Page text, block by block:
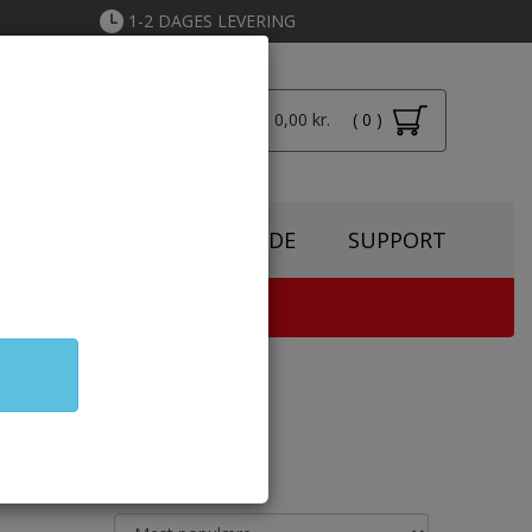
1-2 DAGES LEVERING
Total: 0,00 kr.
( 0 )
TONERGUIDE SUPPORT